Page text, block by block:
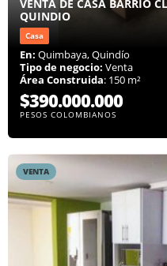
VENTA DE CASA BARRIO
QUINDIO
Casa
En: Quimbaya, Quindío
Tipo de negocio: Venta
Área Construida: 150 m²
$390.000.000
PESOS COLOMBIANOS
VENTA